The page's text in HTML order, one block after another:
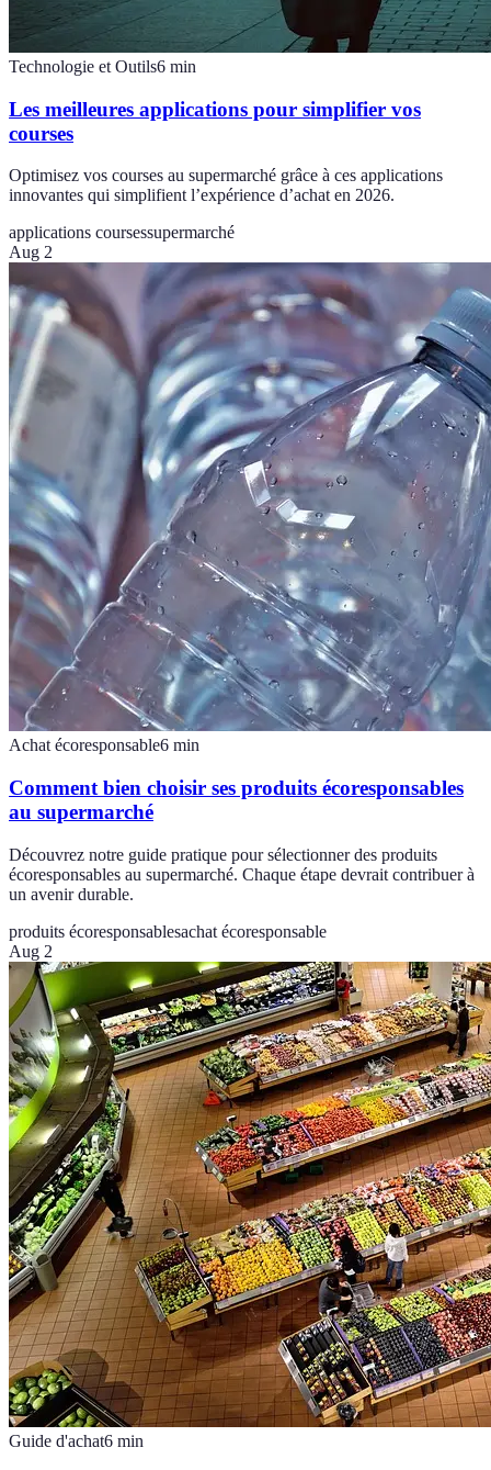
Technologie et Outils6 min
Les meilleures applications pour simplifier vos
courses
Optimisez vos courses au supermarché grâce à ces applications
innovantes qui simplifient l’expérience d’achat en 2026.
applications coursessupermarché
Aug 2
Achat écoresponsable6 min
Comment bien choisir ses produits écoresponsables
au supermarché
Découvrez notre guide pratique pour sélectionner des produits
écoresponsables au supermarché. Chaque étape devrait contribuer à
un avenir durable.
produits écoresponsablesachat écoresponsable
Aug 2
Guide d'achat6 min